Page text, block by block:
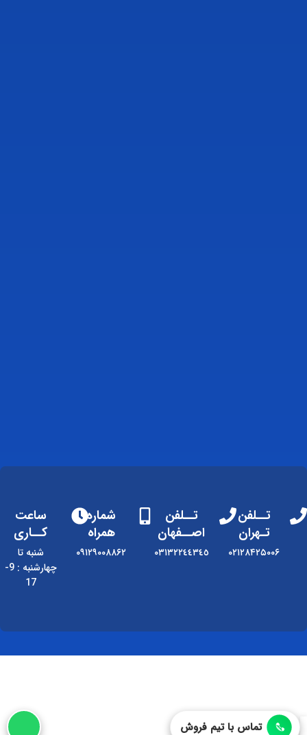
تــلفن
تـهران
۰۲۱۲۸۴۲۵۰۰۶
تــلفن
اصــفهان
٠٣١٣٢٢٤٤٣٤٥
شماره
همراه
۰۹۱۲۹۰۰۸۸۶۲
ساعت
کــاری
شنبه تا
چهارشنبه : 9-
17
تماس با تیم فروش